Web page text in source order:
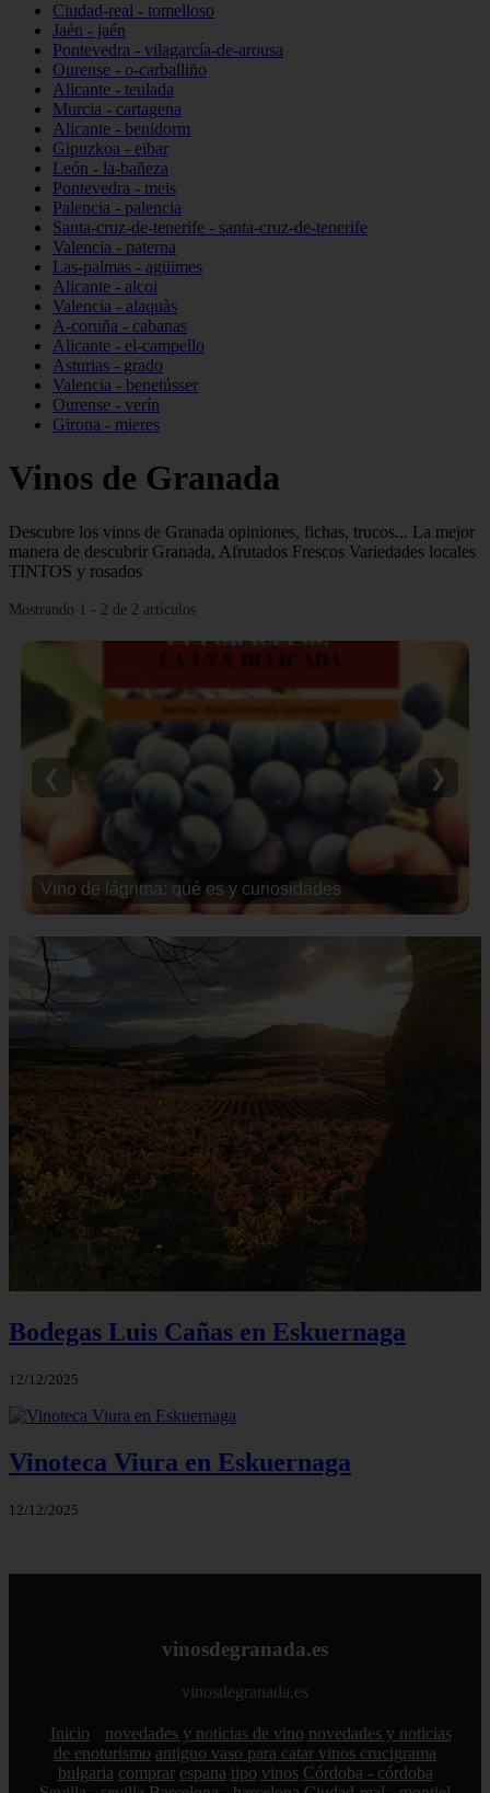
Ciudad-real - tomelloso
Jaén - jaén
Pontevedra - vilagarcía-de-arousa
Ourense - o-carballiño
Alicante - teulada
Murcia - cartagena
Alicante - benidorm
Gipuzkoa - eibar
León - la-bañeza
Pontevedra - meis
Palencia - palencia
Santa-cruz-de-tenerife - santa-cruz-de-tenerife
Valencia - paterna
Las-palmas - agüimes
Alicante - alcoi
Valencia - alaquàs
A-coruña - cabanas
Alicante - el-campello
Asturias - grado
Valencia - benetússer
Ourense - verín
Girona - mieres
Vinos de Granada
Descubre los vinos de Granada opiniones, fichas, trucos... La mejor
manera de descubrir Granada, Afrutados Frescos Variedades locales
TINTOS y rosados
Mostrando 1 - 2 de 2 artículos
Vino de lágrima: qué es y curiosidades
❮ ❯
Bodegas Luis Cañas en Eskuernaga
12/12/2025
Vinoteca Viura en Eskuernaga
12/12/2025
vinosdegranada.es
vinosdegranada.es
Inicio novedades y noticias de vino novedades y noticias
de enoturismo antiguo vaso para catar vinos crucigrama
bulgaria comprar espana tipo vinos Córdoba - córdoba